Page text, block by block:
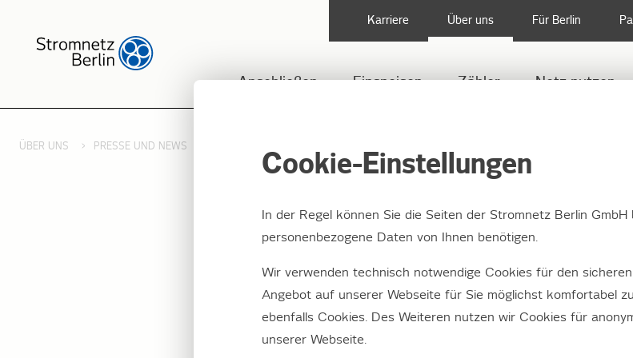
Anschließen Einspeisen Zähler Netz nutzen
Karriere Über uns Für Berlin
ÜBER UNS PRESSE UND NEWS KUNTERBUNT STATT EINHEITSGRAU: WÄHLEN SIE DEN
Kunterbunt statt
Wählen Sie den
Stromkasten 2017!
Cookie-Einstellungen
In der Regel können Sie die Seiten der Stromnetz Berlin
personenbezogene Daten von Ihnen benötigen.
Wir verwenden technisch notwendige Cookies für den
Angebot auf unserer Webseite für Sie möglichst komfortabel
ebenfalls Cookies. Des Weiteren nutzen wir Cookies für
unserer Webseite.